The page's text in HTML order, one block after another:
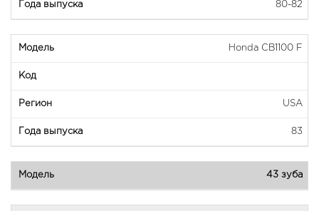
80-82
Honda CB1100 F
USA
83
43 зуба